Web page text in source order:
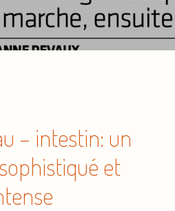
– intestin: un
et